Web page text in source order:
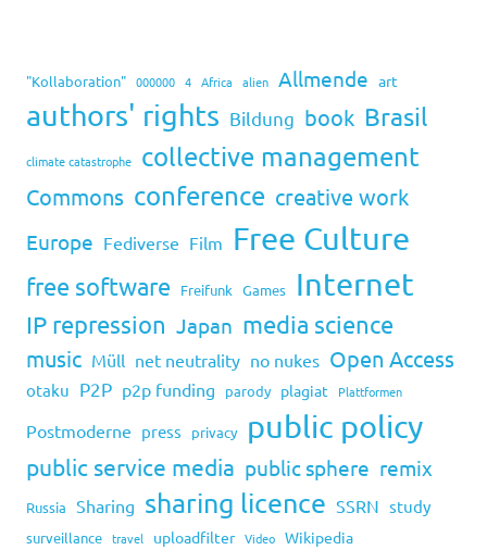
"Kollaboration" 000000 4 Africa alien Allmende art
authors' rights Bildung book Brasil
climate catastrophe collective management
Commons conference creative work
Europe Fediverse Film Free Culture
free software Freifunk Games Internet
IP repression Japan media science
music Müll net neutrality no nukes Open Access
otaku P2P p2p funding parody plagiat Plattformen
Postmoderne press privacy public policy
public service media public sphere remix
Russia Sharing sharing licence SSRN study
surveillance travel uploadfilter Video Wikipedia